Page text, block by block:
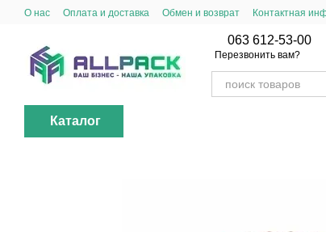
Перейти к основному контенту
О нас Оплата и доставка Обмен и возврат Контактная
063 612-53-00
Перезвонить вам?
Каталог